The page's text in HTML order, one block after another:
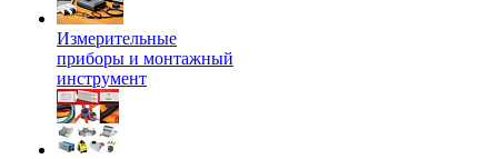
Измерительные
приборы и монтажный
инструмент